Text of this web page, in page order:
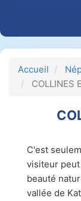
Accueil
COLLINES
C'est
visiteur
beauté
vallée de